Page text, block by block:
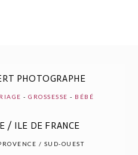
requis *
PHOTOGRAPHE
-GROSSESSE - BÉBÉ
/ ILE DE FRANCE
/ SUD-OUEST